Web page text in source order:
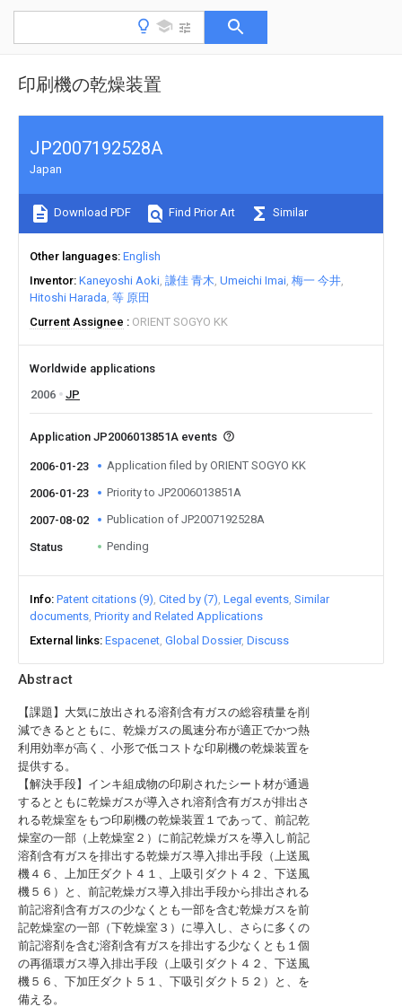
印刷機の乾燥装置
Abstract
【課題】大気に放出される溶剤含有ガスの総容積量を削
減できるとともに、乾燥ガスの風速分布が適正でかつ熱
利用効率が高く、小形で低コストな印刷機の乾燥装置を
提供する。
【解決手段】インキ組成物の印刷されたシート材が通過
するとともに乾燥ガスが導入され溶剤含有ガスが排出さ
れる乾燥室をもつ印刷機の乾燥装置１であって、前記乾
燥室の一部（上乾燥室２）に前記乾燥ガスを導入し前記
溶剤含有ガスを排出する乾燥ガス導入排出手段（上送風
機４６、上加圧ダクト４１、上吸引ダクト４２、下送風
機５６）と、前記乾燥ガス導入排出手段から排出される
前記溶剤含有ガスの少なくとも一部を含む乾燥ガスを前
記乾燥室の一部（下乾燥室３）に導入し、さらに多くの
前記溶剤を含む溶剤含有ガスを排出する少なくとも１個
の再循環ガス導入排出手段（上吸引ダクト４２、下送風
機５６、下加圧ダクト５１、下吸引ダクト５２）と、を
備える。
JP2007192528A
Japan
Download PDF Find Prior Art Similar
Other languages English
Inventor Kaneyoshi Aoki 謙佳 青木 Umeichi Imai 梅一 今井
Hitoshi Harada 等 原田
Current Assignee
ORIENT SOGYO KK
Worldwide applications
2006
JP
Application JP2006013851A events
2006-01-23 Application filed by ORIENT SOGYO KK
2006-01-23 Priority to JP2006013851A
2007-08-02 Publication of JP2007192528A
Status Pending
Info Patent citations (9) Cited by (7) Legal events Similar
documents Priority and Related Applications
External links Espacenet Global Dossier Discuss